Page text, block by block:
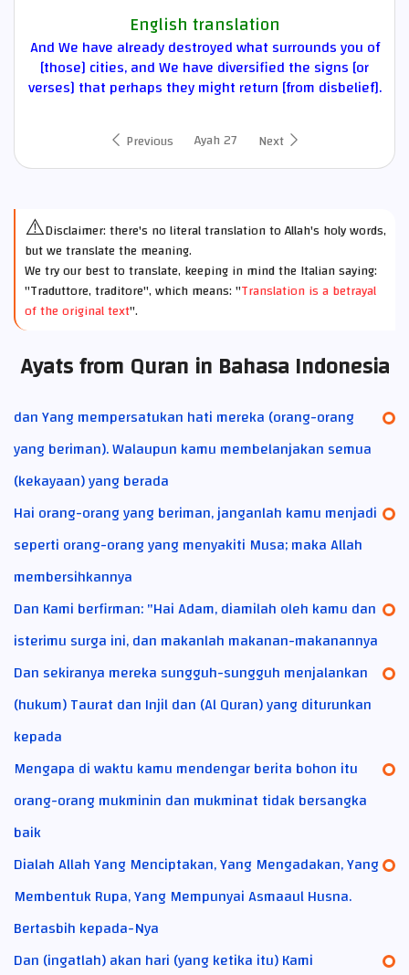
English translation
And We have already destroyed what surrounds you of
[those] cities, and We have diversified the signs [or
verses] that perhaps they might return [from disbelief].
Previous Ayah 27 Next
⚠️Disclaimer: there's no literal translation to Allah's holy words,
but we translate the meaning.
We try our best to translate, keeping in mind the Italian saying:
"Traduttore, traditore", which means: "Translation is a betrayal
of the original text".
Ayats from Quran in Bahasa Indonesia
dan Yang mempersatukan hati mereka (orang-orang
yang beriman). Walaupun kamu membelanjakan semua
(kekayaan) yang berada
Hai orang-orang yang beriman, janganlah kamu menjadi
seperti orang-orang yang menyakiti Musa; maka Allah
membersihkannya
Dan Kami berfirman: "Hai Adam, diamilah oleh kamu dan
isterimu surga ini, dan makanlah makanan-makanannya
Dan sekiranya mereka sungguh-sungguh menjalankan
(hukum) Taurat dan Injil dan (Al Quran) yang diturunkan
kepada
Mengapa di waktu kamu mendengar berita bohon itu
orang-orang mukminin dan mukminat tidak bersangka
baik
Dialah Allah Yang Menciptakan, Yang Mengadakan, Yang
Membentuk Rupa, Yang Mempunyai Asmaaul Husna.
Bertasbih kepada-Nya
Dan (ingatlah) akan hari (yang ketika itu) Kami